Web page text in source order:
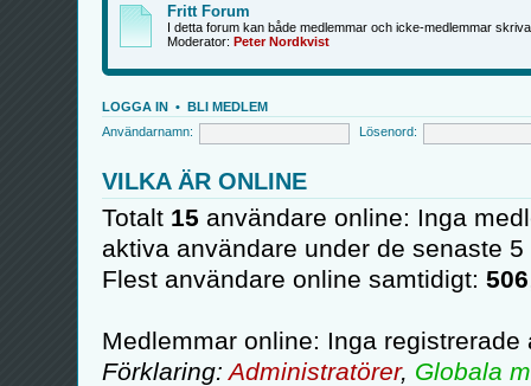
Fritt Forum
I detta forum kan både medlemmar och icke-medlemmar
Moderator: Peter Nordkvist
LOGGA IN • BLI MEDLEM
Användarnamn:
Lösenord:
VILKA ÄR ONLINE
Totalt 15 användare online: Inga
aktiva användare under de senaste
Flest användare online samtidigt: 506
Medlemmar online: Inga registrerade
Förklaring: Administratörer, Globala